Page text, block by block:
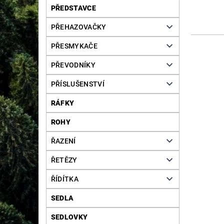
PŘEDSTAVCE
PŘEHAZOVAČKY
PŘESMYKAČE
PŘEVODNÍKY
PŘÍSLUŠENSTVÍ
RÁFKY
ROHY
ŘAZENÍ
ŘETĚZY
ŘÍDÍTKA
SEDLA
SEDLOVKY